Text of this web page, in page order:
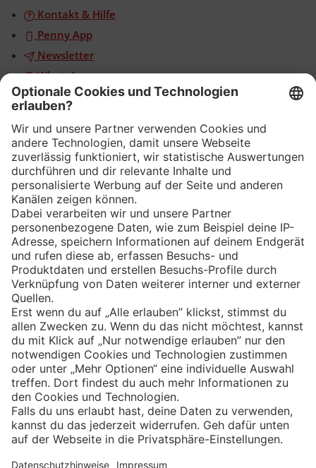
Kontakt & Hilfe
Penny App
Newsletter
WhatsApp
App
Eishockey
Impressum